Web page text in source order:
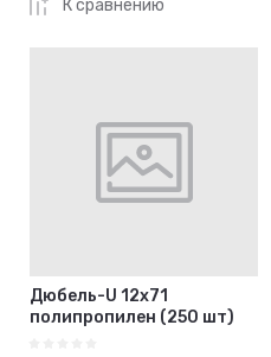
К сравнению
Дюбель-U 12х71
полипропилен (250 шт)